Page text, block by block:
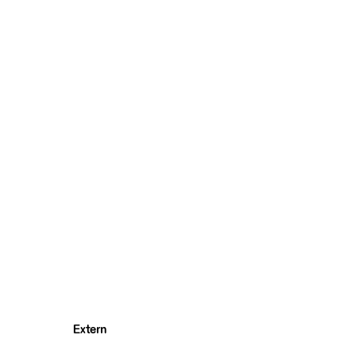
Extern